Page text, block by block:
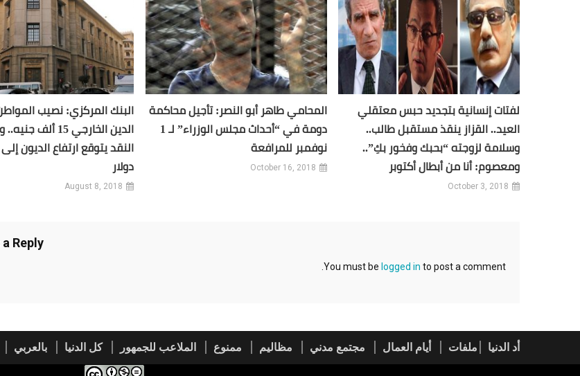
لفتات إنسانية بتجديد حبس معتقلي
العيد.. القزاز ينقذ مستقبل طالب..
وسلامة لزوجته “بحبك وفخور بكِ”..
ومعصوم: أنا من أبطال أكتوبر
October 3, 2018
المحامي طاهر أبو النصر: تأجيل محاكمة
دومة في “أحداث مجلس الوزراء” لـ 1
نوفمبر للمرافعة
October 16, 2018
البنك المركزي: نصيب
الدين الخارجي 15
دولار
August 8, 2018
Reply
You must be logged in to post a comment.
أد الدنيا ملفات أيام العمال مجتمع مدني مظاليم ممنوع الملاعب للجمهور كل الدنيا بالعربي